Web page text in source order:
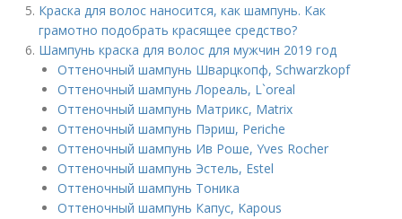
Краска для волос наносится, как шампунь. Как
грамотно подобрать красящее средство?
Шампунь краска для волос для мужчин 2019 год
Оттеночный шампунь Шварцкопф, Schwarzkopf
Оттеночный шампунь Лореаль, L`oreal
Оттеночный шампунь Матрикс, Matrix
Оттеночный шампунь Пэриш, Periche
Оттеночный шампунь Ив Роше, Yves Rocher
Оттеночный шампунь Эстель, Estel
Оттеночный шампунь Тоника
Оттеночный шампунь Капус, Kapous